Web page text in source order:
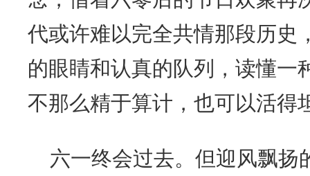
代或许难以完全共情那段历史
的眼睛和认真的队列，读懂一
不那么精于算计，也可以活得
六一终会过去。但迎风飘扬